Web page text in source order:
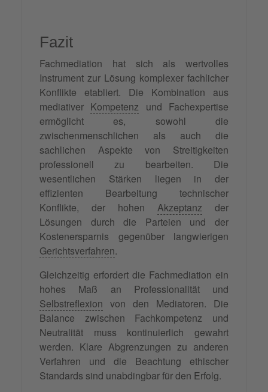
Fazit
Fachmediation hat sich als wertvolles
Instrument zur Lösung komplexer fachlicher
Konflikte etabliert. Die Kombination aus
mediativer Kompetenz und Fachexpertise
ermöglicht es, sowohl die
zwischenmenschlichen als auch die
sachlichen Aspekte von Streitigkeiten
professionell zu bearbeiten. Die
wesentlichen Stärken liegen in der
effizienten Bearbeitung technischer
Konflikte, der hohen Akzeptanz der
Lösungen durch die Parteien und der
Kostenersparnis gegenüber langwierigen
Gerichtsverfahren.
Gleichzeitig erfordert die Fachmediation ein
hohes Maß an Professionalität und
Selbstreflexion von den Mediatoren. Die
Balance zwischen Fachkompetenz und
Neutralität muss kontinuierlich gewahrt
werden. Klare Abgrenzungen zu anderen
Verfahren und die Beachtung ethischer
Standards sind unabdingbar für den Erfolg.